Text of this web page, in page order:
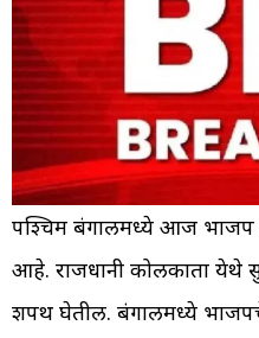
पश्चिम बंगालमध्ये आज भाजप
आहे. राजधानी कोलकाता येथे
शपथ घेतील. बंगालमध्ये